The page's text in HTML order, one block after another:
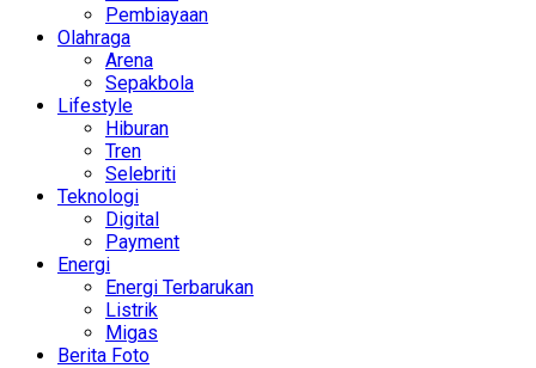
Pembiayaan
Olahraga
Arena
Sepakbola
Lifestyle
Hiburan
Tren
Selebriti
Teknologi
Digital
Payment
Energi
Energi Terbarukan
Listrik
Migas
Berita Foto